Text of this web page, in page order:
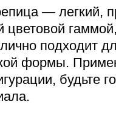
— легкий,
цветовой
подходит
формы.
будьте